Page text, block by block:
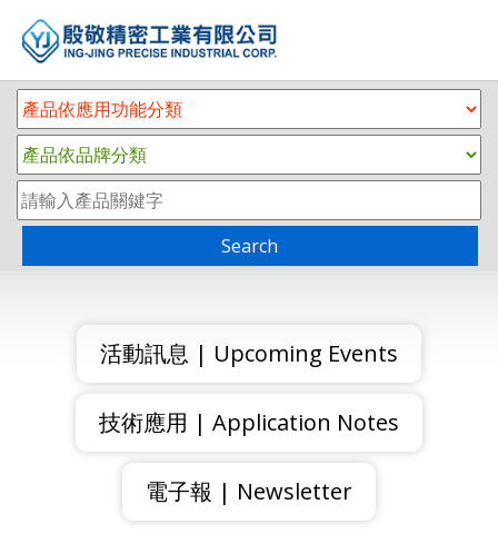
Search
活動訊息 | Upcoming Events
技術應用 | Application Notes
電子報 | Newsletter